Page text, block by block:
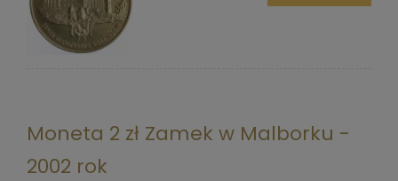
Moneta 2 zł Zamek w Malborku -
2002 rok